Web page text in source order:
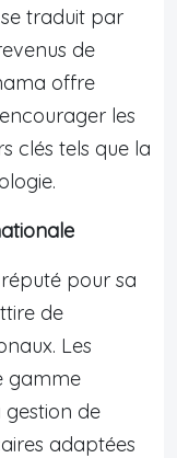
traduit par
de
offre
les
clés tels que la
pour sa
de
Les
gamme
de
adaptées